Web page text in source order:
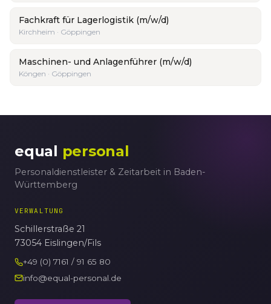
Fachkraft für Lagerlogistik (m/w/d)
Kirchheim · Göppingen
Maschinen- und Anlagenführer (m/w/d)
Köngen · Göppingen
equal personal
Personaldienstleister & Zeitarbeit in Baden-
Württemberg
VERWALTUNG
Schillerstraße 21
73054 Eislingen/Fils
+49 (0) 7161 / 91 65 80
info@equal-personal.de